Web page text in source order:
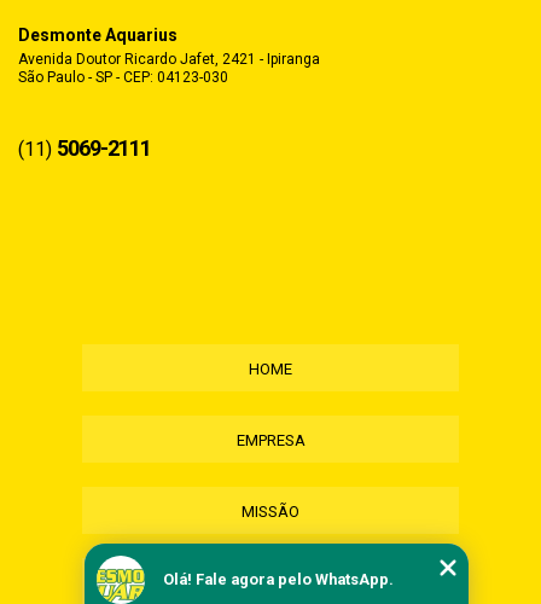
Desmonte Aquarius
Avenida Doutor Ricardo Jafet, 2421 - Ipiranga
São Paulo - SP - CEP: 04123-030
(11) 5069-2111
HOME
EMPRESA
MISSÃO
SERVIÇOS
Olá! Fale agora pelo WhatsApp.